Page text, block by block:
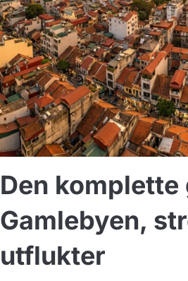
Den
Gamlebyen,
utflukter